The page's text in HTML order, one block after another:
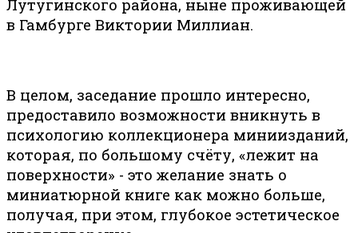
Лутугинского района, ныне проживающей
в Гамбурге Виктории Миллиан.
В целом, заседание прошло интересно,
предоставило возможности вникнуть в
психологию коллекционера миниизданий,
которая, по большому счёту, «лежит на
поверхности» - это желание знать о
миниатюрной книге как можно больше,
получая, при этом, глубокое эстетическое